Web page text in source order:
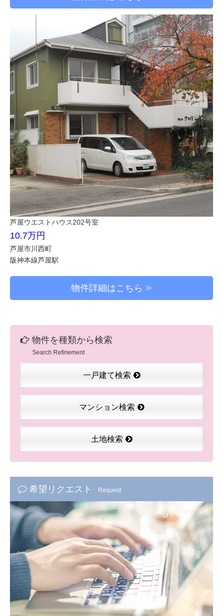
芦屋ウエストハウス202号室
10.7万円
芦屋市川西町
阪神本線芦屋駅
物件詳細はこちら
物件を種類から検索
Search Refinement
一戸建て検索
マンション検索
土地検索
希望リクエスト Request